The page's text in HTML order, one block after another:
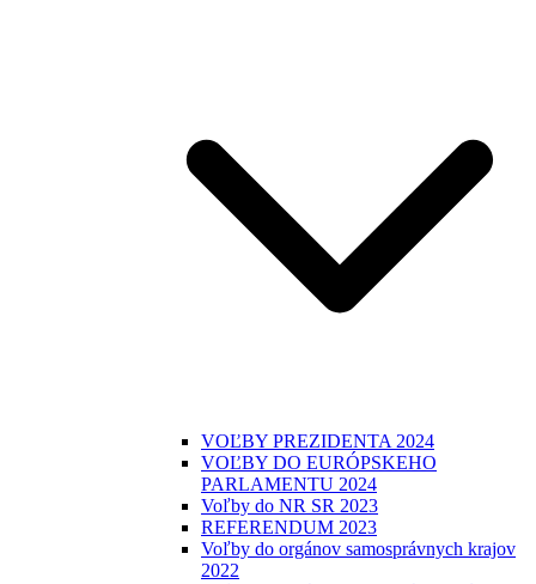
VOĽBY PREZIDENTA 2024
VOĽBY DO EURÓPSKEHO
PARLAMENTU 2024
Voľby do NR SR 2023
REFERENDUM 2023
Voľby do orgánov samosprávnych krajov
2022